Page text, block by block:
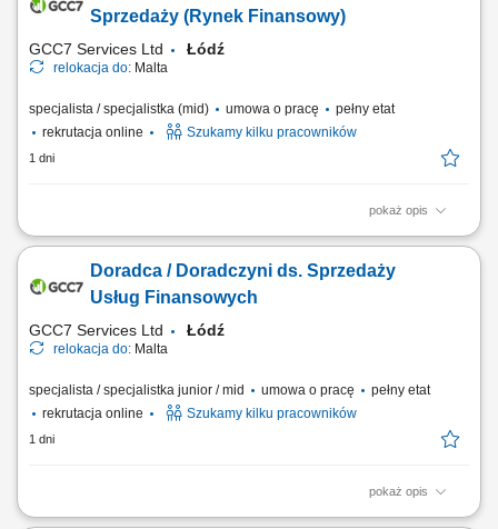
Sprzedaży (Rynek Finansowy)
GCC7 Services Ltd Łódź
relokacja do: Malta
specjalista / specjalistka (mid) umowa o pracę
pełny etat
rekrutacja online
Szukamy kilku pracowników
1 dni
pokaż opis
Zakres obowiązków: Telefoniczny kontakt z klientami zainteresowanymi
edukacji finansowej. Budowanie długofalowych relacji z klientami oraz
pozyskiwanie nowych odbiorców dla partnerów biznesowych.
Doradca / Doradczyni ds. Sprzedaży
Usług Finansowych
GCC7 Services Ltd Łódź
relokacja do: Malta
specjalista / specjalistka junior / mid umowa o pracę
pełny etat
rekrutacja online
Szukamy kilku pracowników
1 dni
pokaż opis
Zakres obowiązków: Prowadzenie telefonicznych rozmów z klientami